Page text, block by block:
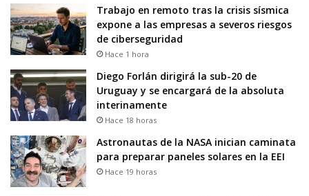
Trabajo en remoto tras la crisis sísmica
expone a las empresas a severos riesgos
de ciberseguridad
Hace 1 hora
Diego Forlán dirigirá la sub-20 de
Uruguay y se encargará de la absoluta
interinamente
Hace 18 horas
Astronautas de la NASA inician caminata
para preparar paneles solares en la EEI
Hace 19 horas